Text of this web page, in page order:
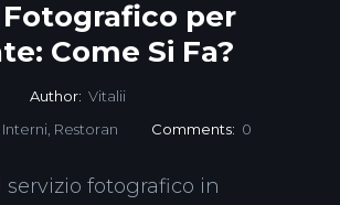
per
Come Si Fa?
Author: Vitalii
Interni Restoran Comments: 0
servizio fotografico in